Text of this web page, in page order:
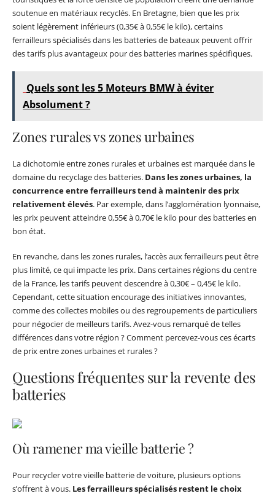
soutenue en matériaux recyclés. En Bretagne, bien que les prix
soient légèrement inférieurs (0,35€ à 0,55€ le kilo), certains
ferrailleurs spécialisés dans les batteries de bateaux peuvent offrir
des tarifs plus avantageux pour des batteries marines spécifiques.
Quels sont les 5 Moteurs BMW à éviter
Absolument ?
Zones rurales vs zones urbaines
La dichotomie entre zones rurales et urbaines est marquée dans le
domaine du recyclage des batteries. Dans les zones urbaines, la
concurrence entre ferrailleurs tend à maintenir des prix
relativement élevés. Par exemple, dans l’agglomération lyonnaise,
les prix peuvent atteindre 0,55€ à 0,70€ le kilo pour des batteries en
bon état.
En revanche, dans les zones rurales, l’accès aux ferrailleurs peut être
plus limité, ce qui impacte les prix. Dans certaines régions du centre
de la France, les tarifs peuvent descendre à 0,30€ – 0,45€ le kilo.
Cependant, cette situation encourage des initiatives innovantes,
comme des collectes mobiles ou des regroupements de particuliers
pour négocier de meilleurs tarifs. Avez-vous remarqué de telles
différences dans votre région ? Comment percevez-vous ces écarts
de prix entre zones urbaines et rurales ?
Questions fréquentes sur la revente des
batteries
Où ramener ma vieille batterie ?
Pour recycler votre vieille batterie de voiture, plusieurs options
s’offrent à vous. Les ferrailleurs spécialisés restent le choix